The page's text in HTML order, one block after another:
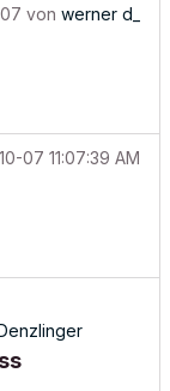
von werner d_
07 11:07:39 AM